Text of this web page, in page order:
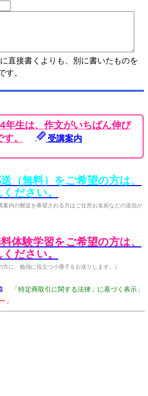
直接書くよりも、別に書いたものを
す。
年生は、作文がいちばん伸び
。
受講案内
（無料）をご希望の方は、
ださい。
案内の郵送を希望される方はご住所お名前などの送信が
体験学習をご希望の方は、
ださい。
方に、勉強に役立つ小冊子をお送りします。）
「特定商取引に関する法律」に基づく表示」
」